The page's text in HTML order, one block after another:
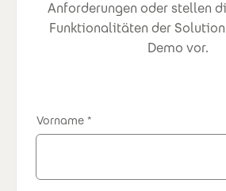
Anforderungen oder stellen
Funktionalitäten der
Demo vor.
Vorname